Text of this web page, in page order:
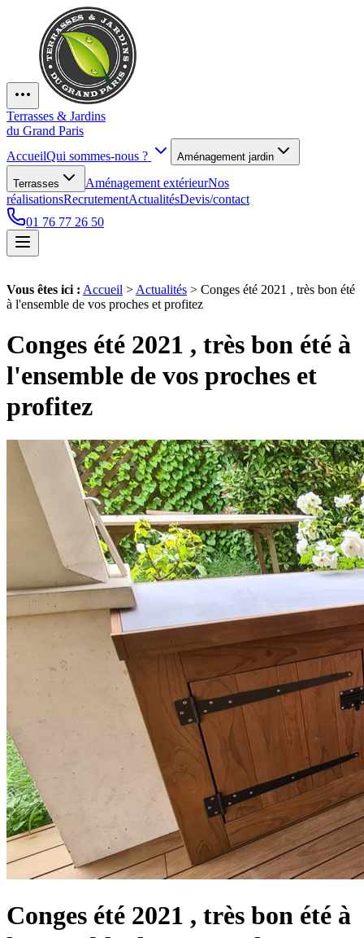
Terrasses & Jardins
du Grand Paris
AccueilQui sommes-nous ? Aménagement jardin
Terrasses Aménagement extérieurNos
réalisationsRecrutementActualitésDevis/contact
01 76 77 26 50
Vous êtes ici : Accueil > Actualités > Conges été 2021 , très bon été
à l'ensemble de vos proches et profitez
Conges été 2021 , très bon été à
l'ensemble de vos proches et
profitez
Conges été 2021 , très bon été à